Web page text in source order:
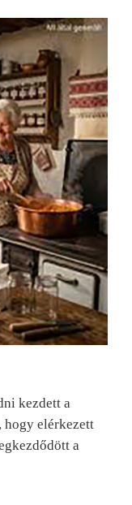
kezdett a
hogy elérkezett
a